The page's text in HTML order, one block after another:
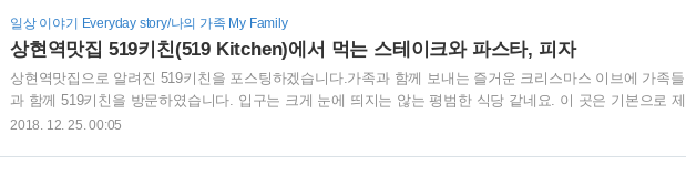
장들을 많이 가시기 때문에, 공항은 늘 바쁜 모습입니다. 예전부터 거래를 하던 여행사에서 저렴하게 비행기
표를 예약을 해주셔서, 중국 국적기보다 오히려 싼 가격으로 대한항공 여객기에 탑승할 수 있었습니다...
일상 이야기 Everyday story/나의 가족 My Family
상현역맛집 519키친(519 Kitchen)에서 먹는 스테이크와 파스타, 피자
상현역맛집으로 알려진 519키친을 포스팅하겠습니다.가족과 함께 보내는 즐거운 크리스마스 이브에 가족들
과 함께 519키친을 방문하였습니다. 입구는 크게 눈에 띄지는 않는 평범한 식당 같네요. 이 곳은 기본으로 제
공하는 스프와 샐러드가 매일 다른데, 오늘은 감자크림스프와 사과드레싱을 뿌린 샐러드를 기본으로 제공하
2018. 12. 25. 00:05